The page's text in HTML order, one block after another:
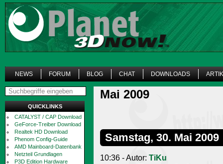
NEWS FORUM BLOG CHAT DOWNLOADS
QUICKLINKS
CATALYST / CAP Download
GeForce-Treiber Download
Realtek HD Download
Phenom Config-Guide
AMD Mainboard-Datenbank
Netzteil Grundlagen
P3D Edition Hardware
Mai 2009
Samstag, 30. Mai 2009
10:36 - Autor: TiKu